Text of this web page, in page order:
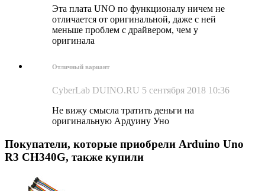
Эта плата UNO по функционалу ничем не
отличается от оригинальной, даже с ней
меньше проблем с драйвером, чем у
оригинала
Отличный вариант
CyberLab DUINO.RU 5 сентября 2018 10:36
Не вижу смысла тратить деньги на
оригинальную Ардуину Уно
Покупатели, которые приобрели Arduino Uno
R3 CH340G, также купили